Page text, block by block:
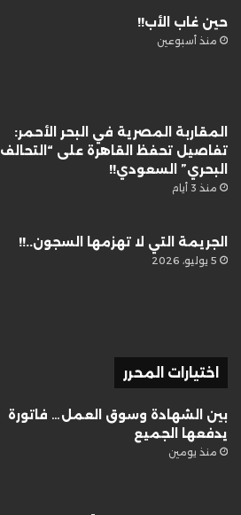
حين غاب الأب!!
منذ أسبوعين
المقاربة المصرية في البحر الأحمر:
تفاصيل تحفظ القاهرة على “التحالف
البحري” السعودي!!
منذ 3 أيام
الجريمة التي لا تهزمها السجون..!!
5 يوليو، 2026
اختيارات المحرر
بين الشهادة وسوق العمل… فاتورة
يدفعها الجميع
منذ يومين